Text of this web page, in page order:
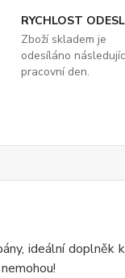
RYCHLOST
Zboží skladem je
odesíláno
pracovní den.
ideální